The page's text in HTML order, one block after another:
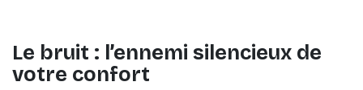
Le bruit : l’ennemi silencieux de
votre confort